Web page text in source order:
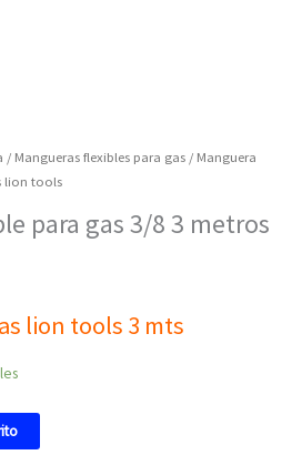
/ Mangueras flexibles para gas / Manguera
lion tools
para gas 3/8 3 metros
lion tools 3 mts